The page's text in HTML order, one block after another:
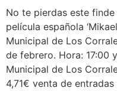
No te pierdas este
película española
Municipal de Los
de febrero. Hora: 17:00
Municipal de Los
4,71€ venta de